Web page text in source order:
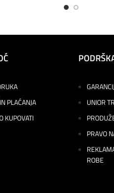
PLAĆANJA
KUPOVATI
UNIOR
PRAVO
ROBE